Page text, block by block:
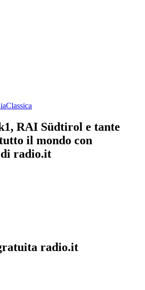
Classica
RAI Südtirol e tante
il mondo con
di radio.it
radio.it